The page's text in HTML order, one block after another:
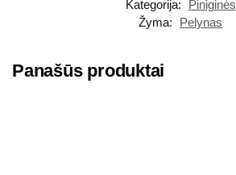
Kategorija:
Piniginės
Žyma:
Pelynas
Panašūs produktai